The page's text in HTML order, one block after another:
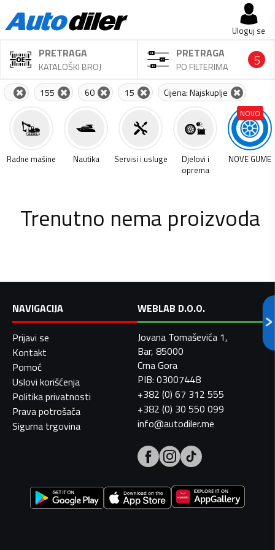
Uloguj se
PRETRAGA
KATALOŠKI BROJ
PRETRAGA
PO FILTERIMA 5
155 60 15 Cijena: Najskuplje
Radne mašine Nautika Servisi i usluge
Djelovi i
oprema
NOVO
NOVE GUME
Trenutno nema proizvoda
NAVIGACIJA
Prijavi se
Kontakt
Pomoć
Uslovi korišćenja
Politika privatnosti
Prava potrošača
Sigurna trgovina
WEBLAB D.O.O.
Jovana Tomaševića 1,
Bar, 85000
Crna Gora
PIB: 03007448
+382 (0) 67 312 555
+382 (0) 30 550 099
info@autodiler.me